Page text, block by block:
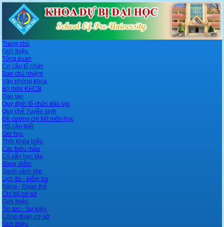
Trang chủ
Giới thiệu
Tổng quan
Cơ câu tổ chức
Ban chủ nhiệm
Văn phòng khoa
Bộ môn KHCB
Đào tạo
Quy định tổ chức đào tạo
Quy chế Tuyển sinh
Đề cương chi tiết môn học
HS cần biết
Giờ học
Thời khóa biểu
Các biểu mẫu
Cố vấn học tập
Bảng điểm
Danh sách lớp
Lịch thi - kiểm tra
Đảng - Đoàn thể
Chi bộ cơ sở
Giới thiệu
Tin tức - Sự kiện
Công đoàn cơ sở
Giới thiệu